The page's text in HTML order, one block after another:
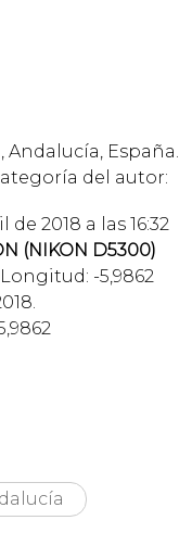
Andalucía, España.
del autor:
2018 a las 16:32
(NIKON D5300)
Longitud: -5,9862